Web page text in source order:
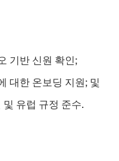
기반 신원 확인;
대한 온보딩 지원; 및
유럽 규정 준수.